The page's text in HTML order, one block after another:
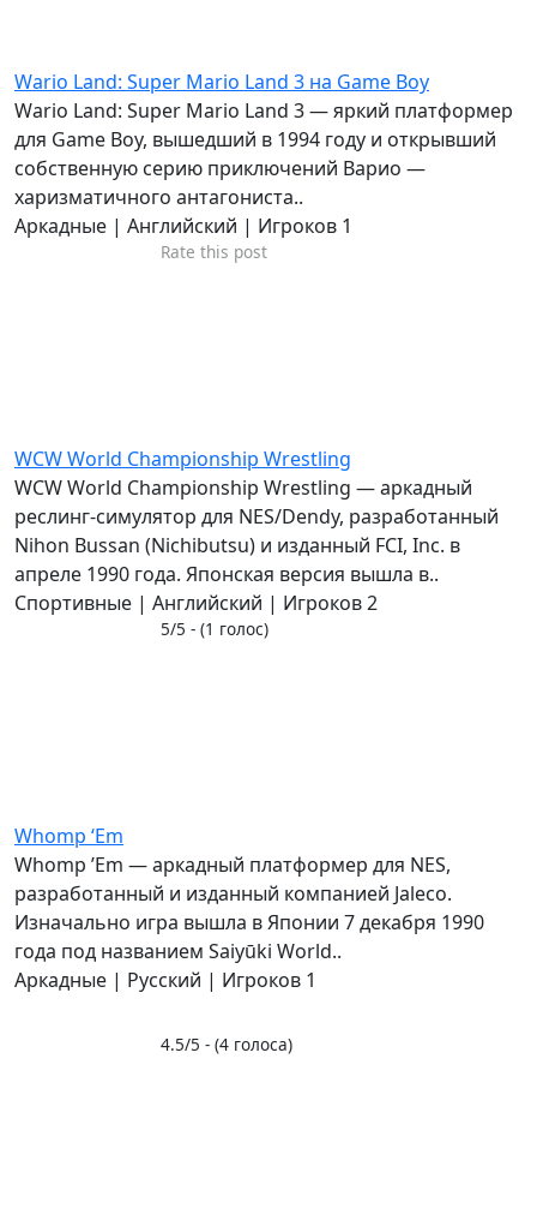
Wario Land: Super Mario Land 3 на Game Boy
Wario Land: Super Mario Land 3 — яркий платформер
для Game Boy, вышедший в 1994 году и открывший
собственную серию приключений Варио —
харизматичного антагониста..
Аркадные | Английский | Игроков 1
Rate this post
WCW World Championship Wrestling
WCW World Championship Wrestling — аркадный
реслинг-симулятор для NES/Dendy, разработанный
Nihon Bussan (Nichibutsu) и изданный FCI, Inc. в
апреле 1990 года. Японская версия вышла в..
Спортивные | Английский | Игроков 2
5/5 - (1 голос)
Whomp ‘Em
Whomp ’Em — аркадный платформер для NES,
разработанный и изданный компанией Jaleco.
Изначально игра вышла в Японии 7 декабря 1990
года под названием Saiyūki World..
Аркадные | Русский | Игроков 1
4.5/5 - (4 голоса)